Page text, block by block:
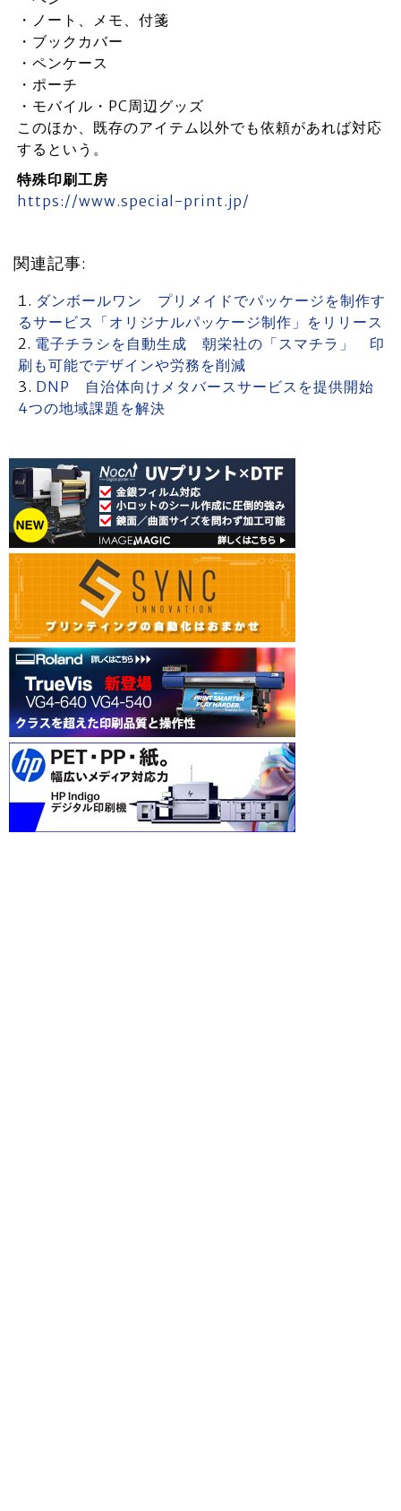
・ノート、メモ、付箋
・ブックカバー
・ペンケース
・ポーチ
・モバイル・PC周辺グッズ
このほか、既存のアイテム以外でも依頼があれば対応
するという。
特殊印刷工房
https://www.special-print.jp/
関連記事:
ダンボールワン プリメイドでパッケージを制作す
るサービス「オリジナルパッケージ制作」をリリース
電子チラシを自動生成 朝栄社の「スマチラ」 印
刷も可能でデザインや労務を削減
DNP 自治体向けメタバースサービスを提供開始
4つの地域課題を解決